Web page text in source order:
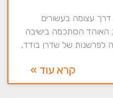
עצומה בעשורים
האוהד הסתכמה בישיבה
לפרשנות של שדרן בודד,
קרא עוד »